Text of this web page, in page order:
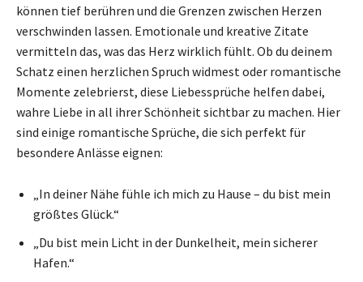
können tief berühren und die Grenzen zwischen Herzen
verschwinden lassen. Emotionale und kreative Zitate
vermitteln das, was das Herz wirklich fühlt. Ob du deinem
Schatz einen herzlichen Spruch widmest oder romantische
Momente zelebrierst, diese Liebessprüche helfen dabei,
wahre Liebe in all ihrer Schönheit sichtbar zu machen. Hier
sind einige romantische Sprüche, die sich perfekt für
besondere Anlässe eignen:
„In deiner Nähe fühle ich mich zu Hause – du bist mein
größtes Glück.“
„Du bist mein Licht in der Dunkelheit, mein sicherer
Hafen.“